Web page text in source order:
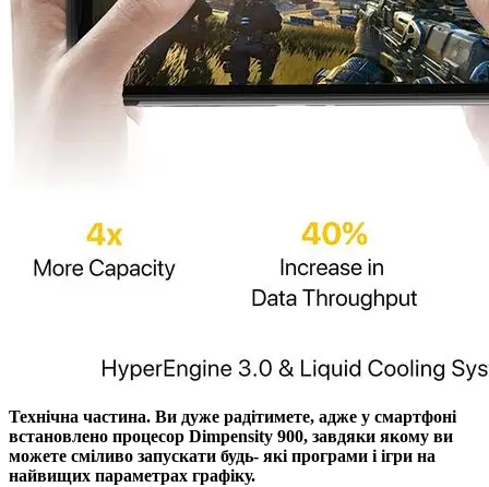
Технічна частина. Ви дуже радітимете, адже у смартфоні
встановлено процесор Dimpensity 900, завдяки якому ви
можете сміливо запускати будь- які програми і ігри на
найвищих параметрах графіку.